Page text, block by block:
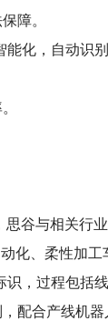
障。
化，自动识
谷与相关行
化、柔性加
，过程包括
配合产线机